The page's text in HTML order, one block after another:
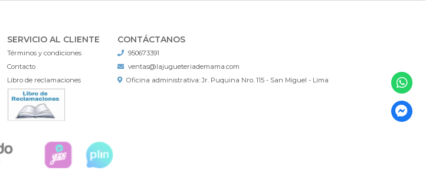
SERVICIO AL CLIENTE
Términos y condiciones
Contacto
Libro de reclamaciones
CONTÁCTANOS
950673391
ventas@lajugueteriademama.com
Oficina administrativa: Jr. Puquina Nro. 115 - San Miguel - Lima